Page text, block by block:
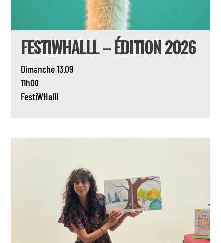
FESTIWHALLL – ÉDITION 2026
Dimanche 13.09
11h00
FestiWHalll